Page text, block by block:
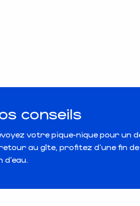
conseils
votre pique-nique pour un
au gîte, profitez d’une fin
d’eau.